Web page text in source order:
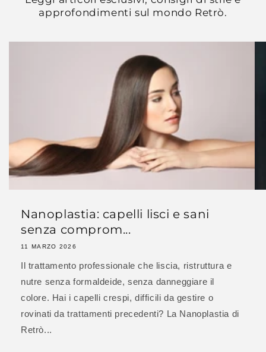
approfondimenti sul mondo Retrò.
Nanoplastia: capelli lisci e sani
senza comprom...
11 MARZO 2026
Il trattamento professionale che liscia, ristruttura e
nutre senza formaldeide, senza danneggiare il
colore. Hai i capelli crespi, difficili da gestire o
rovinati da trattamenti precedenti? La Nanoplastia di
Retrò...